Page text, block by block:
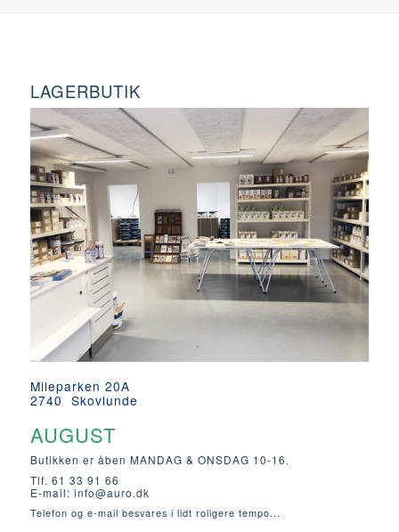
LAGERBUTIK
Mileparken 20A
2740 Skovlunde
AUGUST
Butikken er åben MANDAG & ONSDAG 10-16.
Tlf. 61 33 91 66
E-mail: info@auro.dk
Telefon og e-mail besvares i lidt roligere tempo...